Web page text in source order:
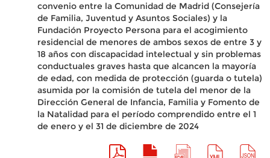
convenio entre la Comunidad de Madrid (Consejería
de Familia, Juventud y Asuntos Sociales) y la
Fundación Proyecto Persona para el acogimiento
residencial de menores de ambos sexos de entre 3 y
18 años con discapacidad intelectual y sin problemas
conductuales graves hasta que alcancen la mayoría
de edad, con medida de protección (guarda o tutela)
asumida por la comisión de tutela del menor de la
Dirección General de Infancia, Familia y Fomento de
la Natalidad para el período comprendido entre el 1
de enero y el 31 de diciembre de 2024